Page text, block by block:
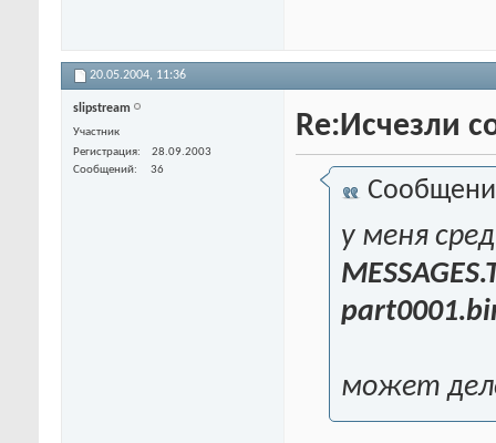
20.05.2004, 11:36
slipstream
Участник
Регистрация
28.09.2003
Сообщений
36
Re:Исчезли
у меня
может